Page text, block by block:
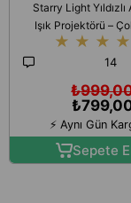
Starry Light
Işık Projektörü –
Gökyüzü Efekti, Ay
Yansıtma,
★ ★ ★ ★
14
Sepete
⚡ Aynı Gün